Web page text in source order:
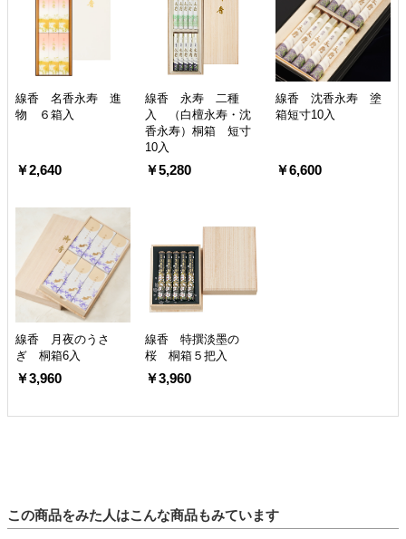
線香 名香永寿 進
物 ６箱入
￥2,640
線香 永寿 二種
入 （白檀永寿・沈
香永寿）桐箱 短寸
10入
￥5,280
線香 沈香永寿 塗
箱短寸10入
￥6,600
線香 月夜のうさ
ぎ 桐箱6入
￥3,960
線香 特撰淡墨の
桜 桐箱５把入
￥3,960
この商品をみた人はこんな商品もみています